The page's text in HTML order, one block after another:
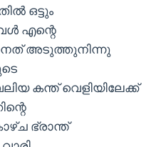
ഒട്ടും
എന്റെ
അടുത്തുനിന്നു
കന്ത് വെളിയിലേക്ക്
ഭ്രാന്ത്